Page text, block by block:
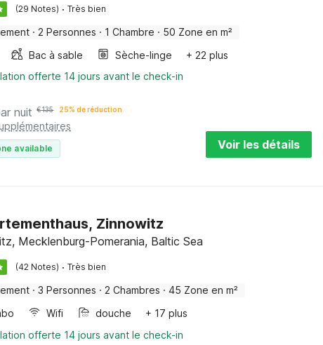
(29 Notes) · Très bien
· 2 Personnes · 1 Chambre · 50 Zone en m²
Bac à sable Sèche-linge
+ 22 plus
offerte 14 jours avant le check-in
nuit €135 25% de réduction
available Voir les détails
Zinnowitz
Mecklenburg-Pomerania, Baltic Sea
(42 Notes) · Très bien
· 3 Personnes · 2 Chambres · 45 Zone en m²
Wifi douche
+ 17 plus
offerte 14 jours avant le check-in